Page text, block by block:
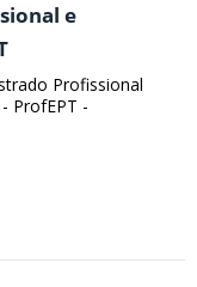
e
Profissional
ProfEPT -